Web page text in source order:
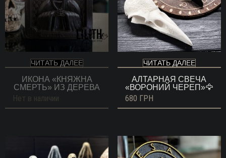
ЧИТАТЬ ДАЛЕЕ
ИКОНА «КНЯЖНА
СМЕРТЬ» ИЗ ДЕРЕВА
Нет в наличии
ЧИТАТЬ ДАЛЕЕ
АЛТАРНАЯ СВЕЧА
«ВОРОНИЙ ЧЕРЕП»🦅
680 ГРН